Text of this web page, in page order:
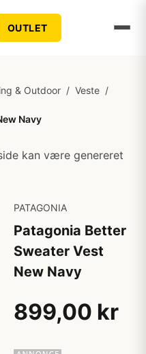
OUTLET
& Outdoor / Veste /
Navy
kan være genereret
PATAGONIA
Patagonia Better
Sweater Vest
New Navy
899,00 kr